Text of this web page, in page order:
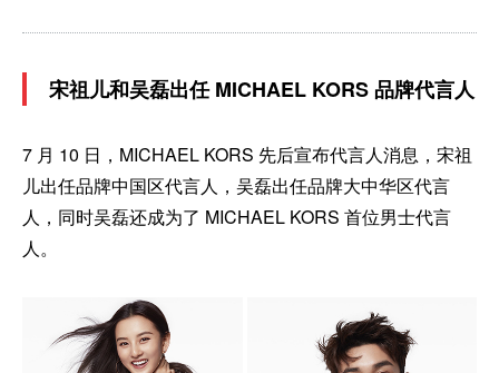
宋祖儿和吴磊出任 MICHAEL KORS 品牌代言人
7 月 10 日，MICHAEL KORS 先后宣布代言人消息，宋祖
儿出任品牌中国区代言人，吴磊出任品牌大中华区代言
人，同时吴磊还成为了 MICHAEL KORS 首位男士代言
人。